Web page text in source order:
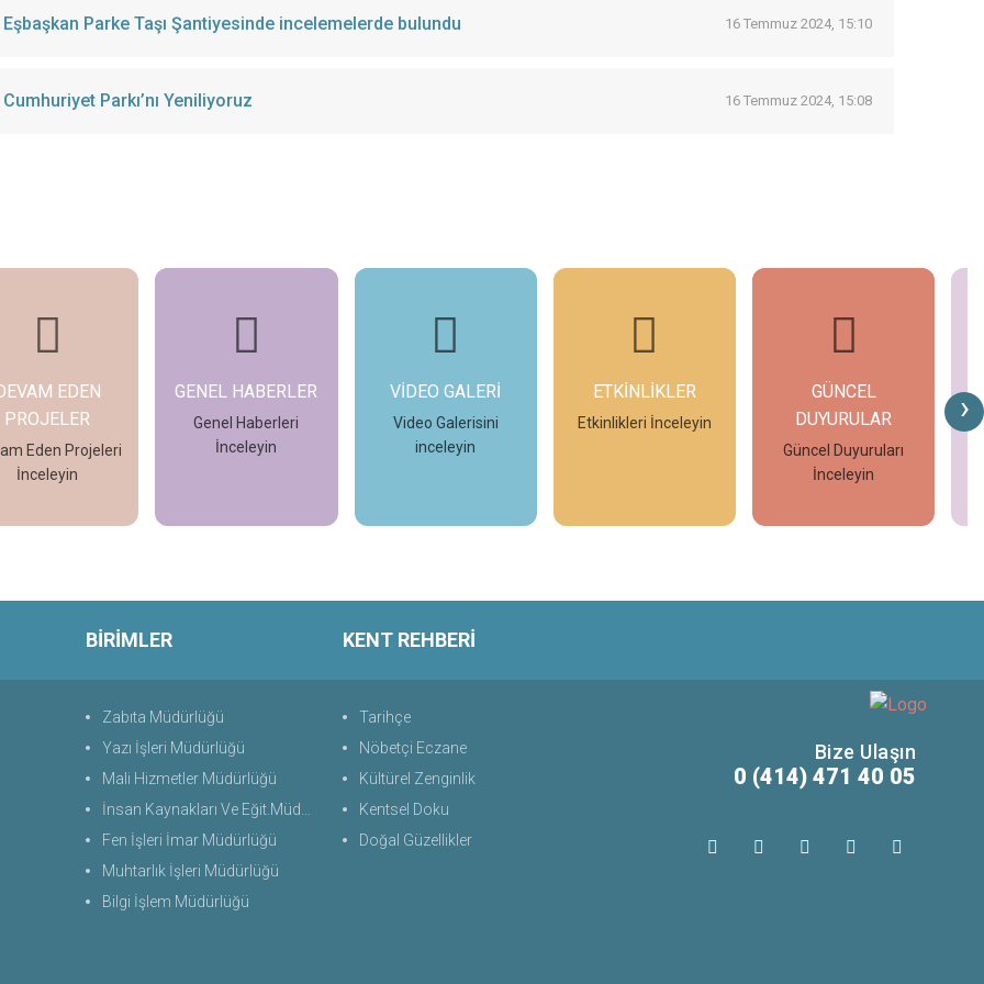
Eşbaşkan Parke Taşı Şantiyesinde incelemelerde bulundu 16 Temmuz 2024, 15:10
Cumhuriyet Parkı’nı Yeniliyoruz 16 Temmuz 2024, 15:08
›
EDEN
PROJELER
Eden Projeleri
İnceleyin
İncele
GENEL HABERLER
Genel Haberleri
İnceleyin
VİDEO GALERİ
Video Galerisini
inceleyin
ETKİNLİKLER
Etkinlikleri İnceleyin
GÜNCEL
DUYURULAR
Güncel Duyuruları
İnceleyin
İncele
BİRİMLER
Zabıta Müdürlüğü
Yazı İşleri Müdürlüğü
Mali Hizmetler Müdürlüğü
İnsan Kaynakları Ve Eğit.Müdürlüğü
Fen İşleri İmar Müdürlüğü
Muhtarlık İşleri Müdürlüğü
Bilgi İşlem Müdürlüğü
KENT REHBERİ
Tarihçe
Nöbetçi Eczane
Kültürel Zenginlik
Kentsel Doku
Doğal Güzellikler
Bize Ulaşın
0 (414) 471 40 05